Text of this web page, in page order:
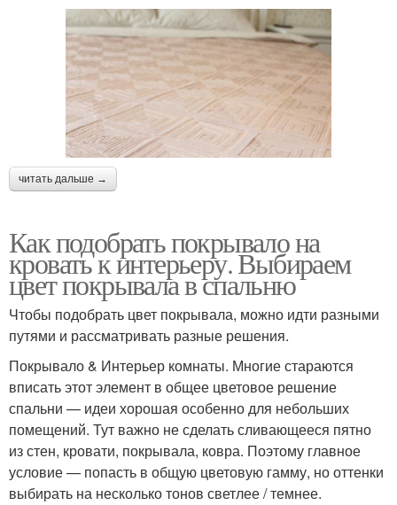
читать дальше →
Как подобрать покрывало на
кровать к интерьеру. Выбираем
цвет покрывала в спальню
Чтобы подобрать цвет покрывала, можно идти разными
путями и рассматривать разные решения.
Покрывало & Интерьер комнаты. Многие стараются
вписать этот элемент в общее цветовое решение
спальни — идеи хорошая особенно для небольших
помещений. Тут важно не сделать сливающееся пятно
из стен, кровати, покрывала, ковра. Поэтому главное
условие — попасть в общую цветовую гамму, но оттенки
выбирать на несколько тонов светлее / темнее.